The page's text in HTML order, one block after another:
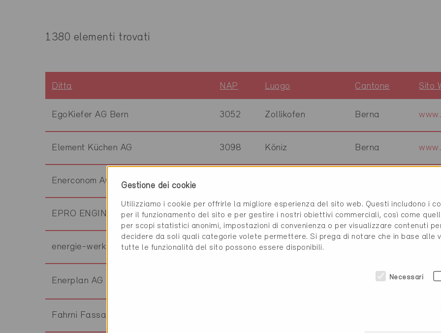
1380 elementi trovati
Ditta NAP Luogo Cantone Sito
EgoKiefer AG Bern 3052 Zollikofen Berna
Element Küchen AG 3098 Köniz Berna
Enerconom AG
EPRO ENGINEERING AG 3073 Gümligen Berna
energie-werkstatt 3608 Thun
Enerplan AG Bern Berna
Fahrni Fassadensysteme AG
Gestione dei cookie
Utilizziamo i cookie per offrirle la migliore esperienza del sito web. Questi includono i
per il funzionamento del sito e per gestire i nostri obiettivi commerciali, così come
per scopi statistici anonimi, impostazioni di convenienza o per visualizzare contenuti
decidere da soli quali categorie volete permettere. Si prega di notare che in base alle
tutte le funzionalità del sito possono essere disponibili.
Necessari